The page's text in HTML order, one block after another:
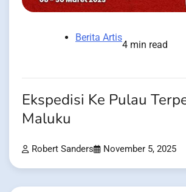
Berita Artis
4 min read
Ekspedisi Ke Pulau
Maluku
Robert Sanders November 5, 2025